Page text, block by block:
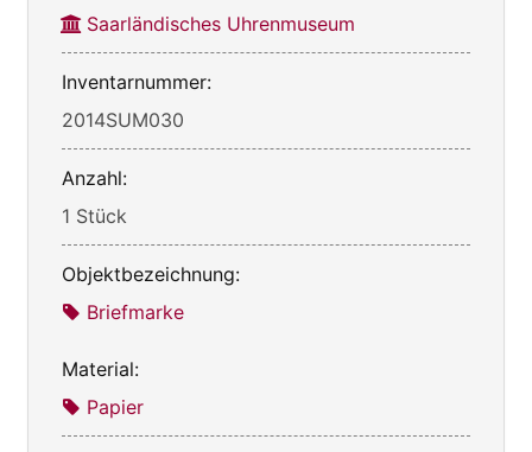
Saarländisches Uhrenmuseum
Inventarnummer:
2014SUM030
Anzahl:
1 Stück
Objektbezeichnung:
Briefmarke
Material:
Papier